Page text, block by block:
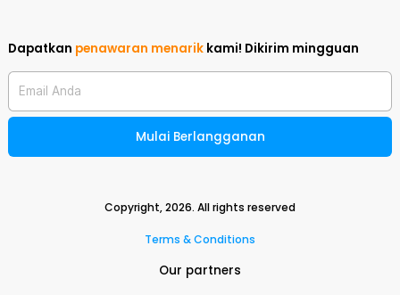
Dapatkan penawaran menarik kami! Dikirim mingguan
Email Anda
Mulai Berlangganan
Copyright,2026. All rights reserved
Terms & Conditions
Our partners